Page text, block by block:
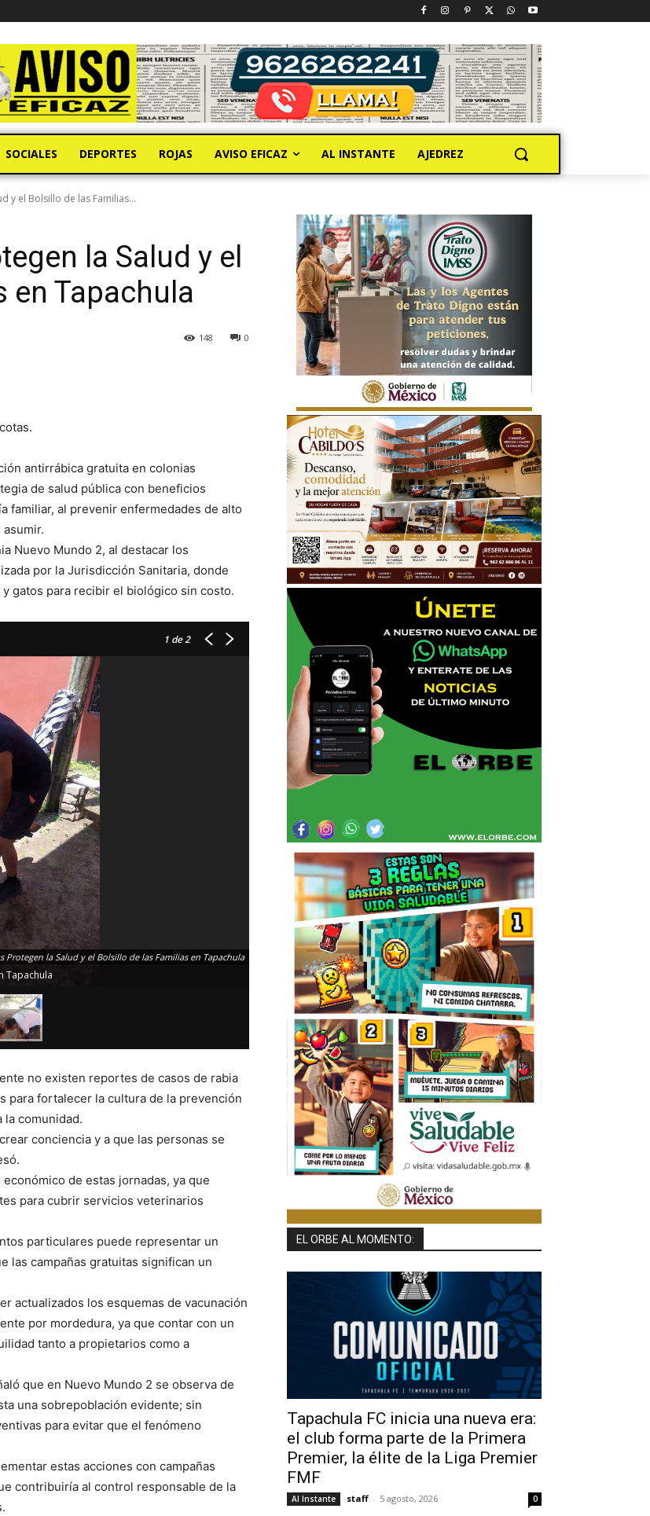
SOCIALES DEPORTES ROJAS AVISO EFICAZ AL INSTANTE AJEDREZ
y el Bolsillo de las Familias...
la Salud y el
en Tapachula
0
148
antirrábica gratuita en colonias
de salud pública con beneficios
familiar, al prevenir enfermedades de alto
Nuevo Mundo 2, al destacar los
por la Jurisdicción Sanitaria, donde
gatos para recibir el biológico sin costo.
1 de 2
Protegen la Salud y el Bolsillo de las Familias en Tapachula
Tapachula
no existen reportes de casos de rabia
para fortalecer la cultura de la prevención
comunidad.
conciencia y a que las personas se
de estas jornadas, ya que
para cubrir servicios veterinarios
particulares puede representar un
las campañas gratuitas significan un
actualizados los esquemas de vacunación
por mordedura, ya que contar con un
tanto a propietarios como a
que en Nuevo Mundo 2 se observa de
una sobrepoblación evidente; sin
para evitar que el fenómeno
estas acciones con campañas
contribuiría al control responsable de la
EL ORBE AL MOMENTO:
Tapachula FC inicia una nueva era:
el club forma parte de la Primera
Premier, la élite de la Liga Premier
FMF
Al Instante staff - 5 agosto, 2026 0